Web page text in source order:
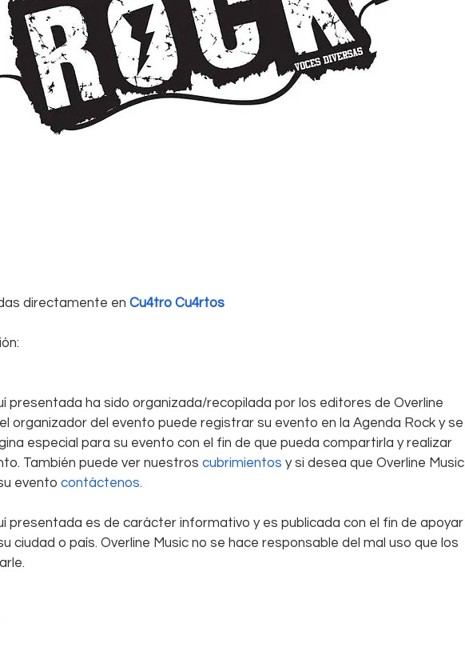
directamente en Cu4tro Cu4rtos
presentada ha sido organizada/recopilada por los editores de Overline
organizador del evento puede registrar su evento en la Agenda Rock y se
especial para su evento con el fin de que pueda compartirla y realizar
También puede ver nuestros cubrimientos y si desea que Overline Music
evento contáctenos.
presentada es de carácter informativo y es publicada con el fin de apoyar
ciudad o país. Overline Music no se hace responsable del mal uso que los